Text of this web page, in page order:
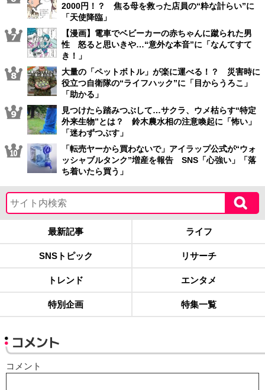
2000円！？ 焦る母を救った店員の“粋な計らい”に
「天使降臨」
【漫画】電車でベビーカーの赤ちゃんに蹴られた男
性 怒ると思いきや…“意外な本音”に「なんてすて
き！」
大量の「ペットボトル」が楽に運べる！？ 災害時に
役立つ自衛隊の“ライフハック”に「目からうろこ」
「助かる」
見つけたら踏みつぶして…サクラ、ウメ枯らす“特定
外来生物”とは？ 鈴木農水相の注意喚起に「怖い」
「迷わずつぶす」
「転売ヤーから買わないで」アイラップ公式が“ウォ
ッシャブルタンク”増産を報告 SNS「心強い」「落
ち着いたら買う」
最新記事 ライフ
SNSトピック リサーチ
トレンド エンタメ
特別企画 特集一覧
コメント
コメント